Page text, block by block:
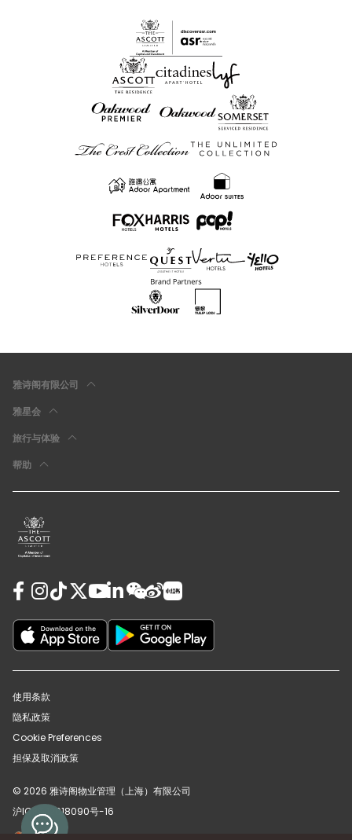
雅诗阁有限公司
雅星会
旅行与体验
帮助
使用条款
隐私政策
Cookie Preferences
担保及取消政策
© 2026 雅诗阁物业管理（上海）有限公司
沪ICP备12018090号-16